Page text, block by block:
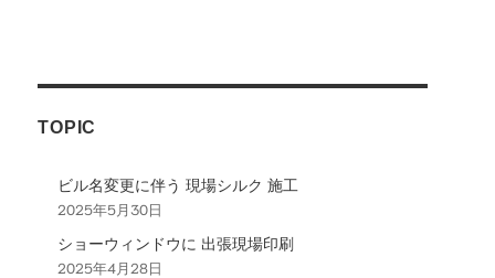
ゲ
ー
シ
ョ
ン
TOPIC
ビル名変更に伴う 現場シルク 施工
2025年5月30日
ショーウィンドウに 出張現場印刷
2025年4月28日